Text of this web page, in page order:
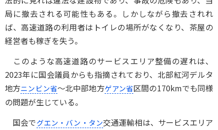
局に撤去される可能性もある。しかしながら撤去されれ
ば、高速道路の利用者はトイレの場所がなくなり、茶屋の
経営者も稼ぎを失う。
このような高速道路のサービスエリア整備の遅れは、
2023年に国会議員からも指摘されており、北部紅河デルタ
地方ニンビン省～北中部地方ゲアン省区間の170kmでも同様
の問題が生じている。
国会でグエン・バン・タン交通運輸相は、サービスエリア